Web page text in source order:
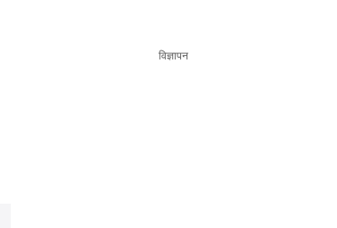
विज्ञापन